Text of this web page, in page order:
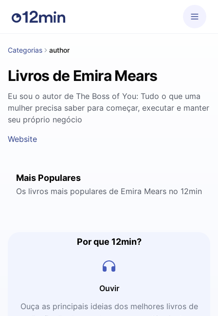
Categorias author
Livros de Emira Mears
Eu sou o autor de The Boss of You: Tudo o que uma
mulher precisa saber para começar, executar e manter
seu próprio negócio
Website
Mais Populares
Os livros mais populares de Emira Mears no 12min
Por que 12min?
Ouvir
Ouça as principais ideias dos melhores livros de